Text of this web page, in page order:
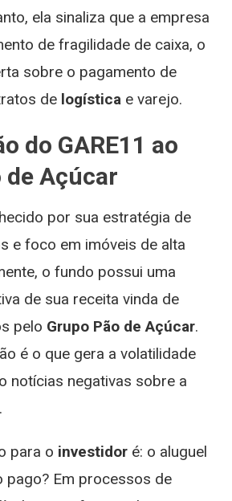
ela sinaliza que a empresa
de fragilidade de caixa, o
sobre o pagamento de
de logísticae varejo.
do GARE11 ao
de Açúcar
por sua estratégia de
e foco em imóveis de alta
o fundo possui uma
de sua receita vinda de
pelo Grupo Pão de Açúcar.
é o que gera a volatilidade
notícias negativas sobre a
para o investidoré: o aluguel
pago? Em processos de